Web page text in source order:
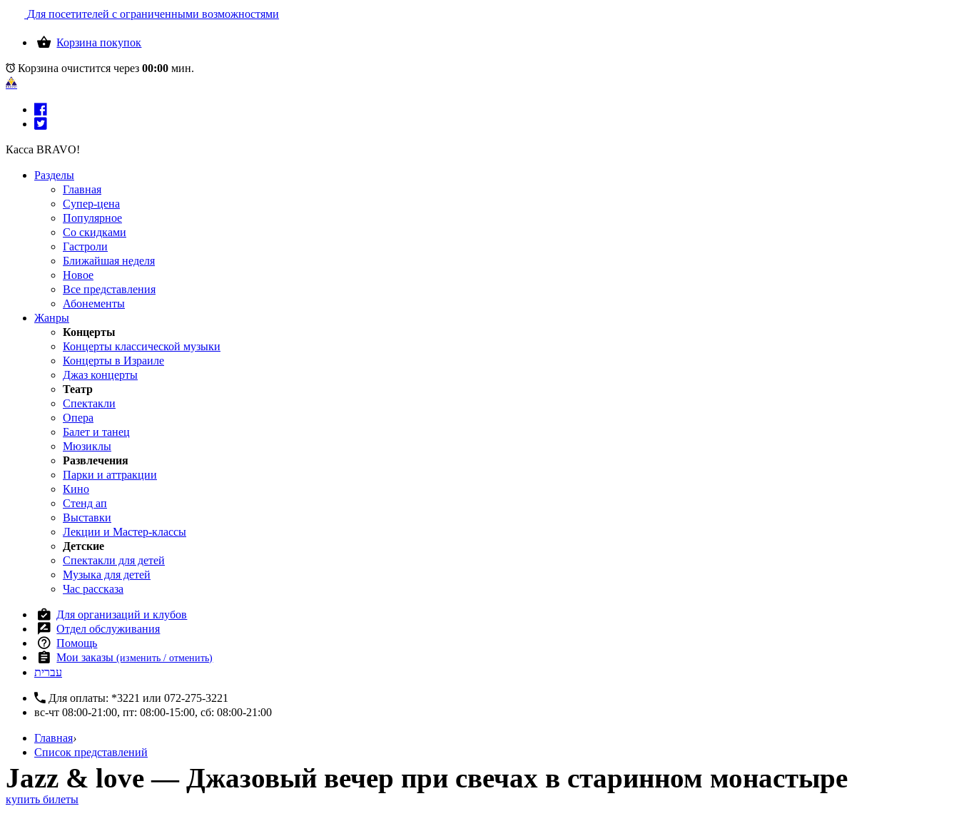
Для посетителей с ограниченными возможностями
Корзина покупок
Корзина очистится через 00:00 мин.
Касса BRAVO!
Разделы
Главная
Супер-цена
Популярное
Со скидками
Гастроли
Ближайшая неделя
Новое
Все представления
Абонементы
Жанры
Концерты
Концерты классической музыки
Концерты в Израиле
Джаз концерты
Театр
Спектакли
Опера
Балет и танец
Мюзиклы
Развлечения
Парки и аттракции
Кино
Стенд ап
Выставки
Лекции и Мастер-классы
Детские
Спектакли для детей
Музыка для детей
Час рассказа
Для организаций и клубов
Отдел обслуживания
Помощь
Мои заказы(изменить / отменить)
עברית
Для оплаты: *3221 или 072-275-3221
вс-чт 08:00-21:00, пт: 08:00-15:00, сб: 08:00-21:00
Главная›
Список представлений
Jazz & love — Джазовый вечер при свечах в старинном монастыре
купить билеты